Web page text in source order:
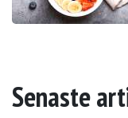
Senaste